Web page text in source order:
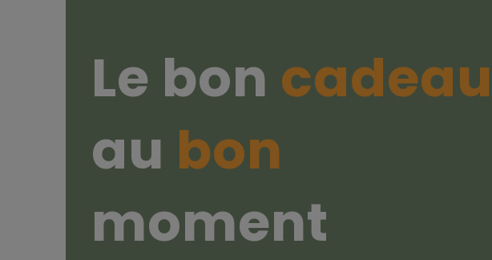
Le bon cadeau
au bon
moment